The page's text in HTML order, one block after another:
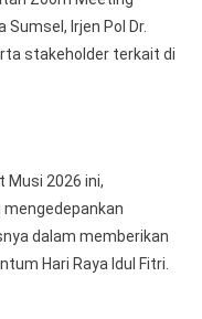
Irjen Pol Dr.
stakeholder terkait di
Musi 2026 ini,
dalam memberikan
Hari Raya Idul Fitri.